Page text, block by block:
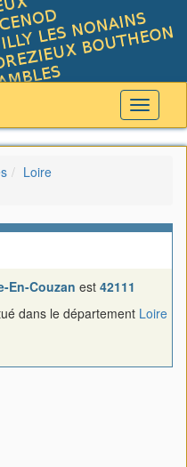
Toggle
Loire
En-Couzan est 42111
dans le département Loire